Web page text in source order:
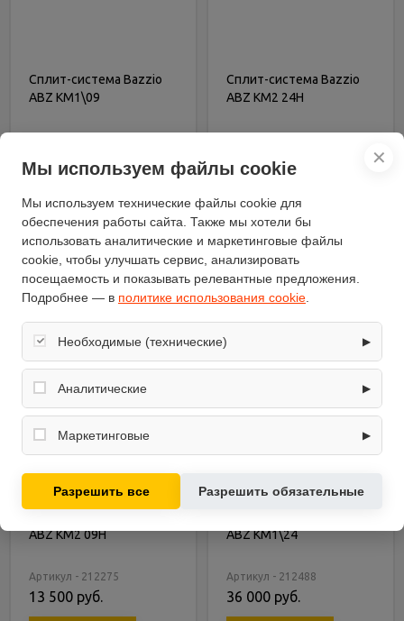
Сплит-система Bazzio
ABZ KM1\09
15 500 руб.
Купить в 1 клик
Сплит-система Bazzio
ABZ KM2 24H
36 200 руб.
В корзину
Купить в 1 клик
ABZ KM2 09H
Артикул - 212275
13 500 руб.
ABZ KM1\24
Артикул - 212488
36 000 руб.
✕
Мы используем файлы cookie
Мы используем технические файлы cookie для
обеспечения работы сайта. Также мы хотели бы
использовать аналитические и маркетинговые файлы
cookie, чтобы улучшать сервис, анализировать
посещаемость и показывать релевантные предложения.
Подробнее — в политике использования cookie
Необходимые (технические) ▶
Обеспечивают корректную работу сайта: оформление
заказа, корзина, вход в личный кабинет. Без них основные
Аналитические ▶
Собирают обезличенную информацию о посещениях и
использовании сайта (например, счётчики аналитики),
Маркетинговые ▶
предложений на основе ваших интересов.
Разрешить все Разрешить обязательные